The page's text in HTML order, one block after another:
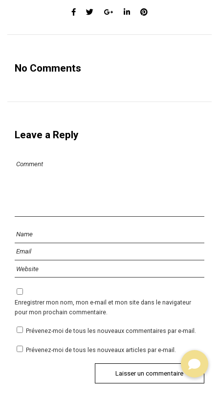
No Comments
Leave a Reply
Enregistrer mon nom, mon e-mail et mon site dans le navigateur
pour mon prochain commentaire.
Prévenez-moi de tous les nouveaux commentaires par e-mail.
Prévenez-moi de tous les nouveaux articles par e-mail.